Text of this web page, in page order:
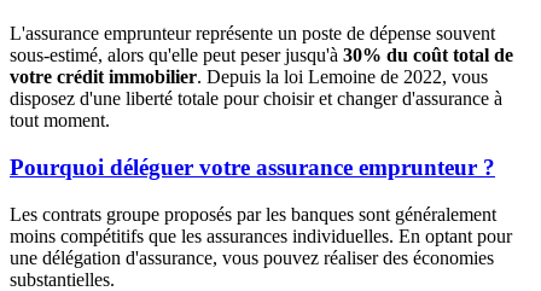
L'assurance emprunteur représente un poste de dépense souvent
sous-estimé, alors qu'elle peut peser jusqu'à 30% du coût total de
votre crédit immobilier. Depuis la loi Lemoine de 2022, vous
disposez d'une liberté totale pour choisir et changer d'assurance à
tout moment.
Pourquoi déléguer votre assurance emprunteur ?
Les contrats groupe proposés par les banques sont généralement
moins compétitifs que les assurances individuelles. En optant pour
une délégation d'assurance, vous pouvez réaliser des économies
substantielles.